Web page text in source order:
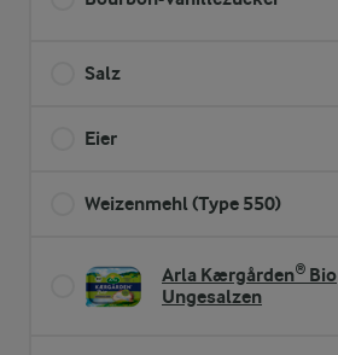
Salz
Eier
Weizenmehl (Type 550)
Arla Kærgården® Bio
Ungesalzen